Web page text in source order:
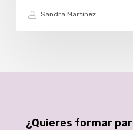
Sandra Martínez
¿Quieres formar